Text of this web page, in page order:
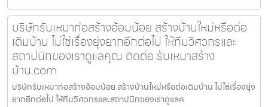
บริษัทรับเหมาก่อสร้างอ้อมน้อย สร้างบ้านใหม่หรือต่อ
เติมบ้าน ไม่ใช่เรื่องยุ่งยากอีกต่อไป ให้ทีมวิศวกรและ
สถาปนิกของเราดูแลคุณ ติดต่อ รับเหมาสร้าง
บ้าน.com
บริษัทรับเหมาก่อสร้างอ้อมน้อย สร้างบ้านใหม่หรือต่อเติมบ้าน ไม่ใช่เรื่องยุ่ง
ยากอีกต่อไป ให้ทีมวิศวกรและสถาปนิกของเราดูแลค